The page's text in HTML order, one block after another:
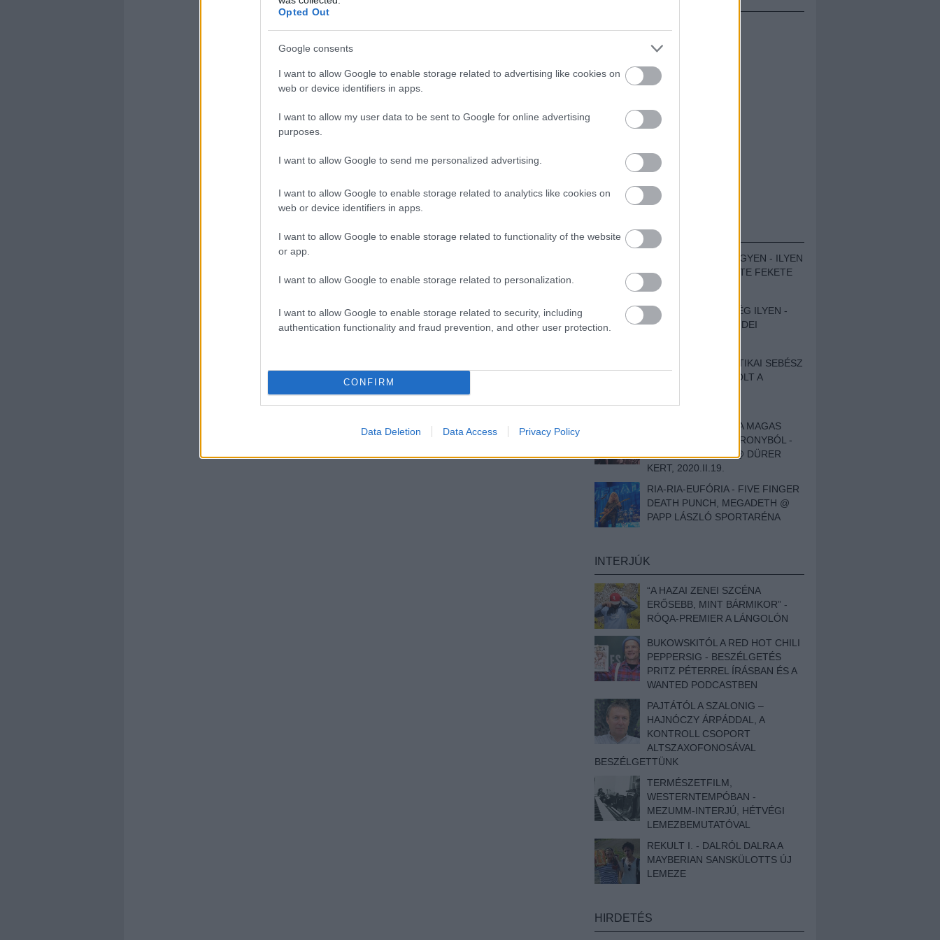
Opted Out
Google consents
I want to allow Google to enable storage related to advertising like cookies on
web or device identifiers in apps.
I want to allow my user data to be sent to Google for online advertising
purposes.
I want to allow Google to send me personalized advertising.
I want to allow Google to enable storage related to analytics like cookies on
web or device identifiers in apps.
I want to allow Google to enable storage related to functionality of the website
or app.
I want to allow Google to enable storage related to personalization.
I want to allow Google to enable storage related to security, including
authentication functionality and fraud prevention, and other user protection.
CONFIRM
Data Deletion Data Access Privacy Policy
BESZÁMOLÓK
ZENÉS TÁBOR A HEGYEN - ILYEN
VOLT A VÍRUS SZÜLTE FEKETE
ZAJ FESZTIVÁL
SOHA NEM VOLT MÉG ILYEN -
BESZÁMOLÓNK AZ IDEI
EGY HALLÁSPLASZTIKAI SEBÉSZ
NAPLÓJA - ILYEN VOLT A
DOKUMENTUMFILM
MÉLY FÉRFIBÁNAT A MAGAS
ELEFÁNTCSONTTORONYBÓL -
LEPROUS, KLONE @ DÜRER
KERT, 2020.II.19.
RIA-RIA-EUFÓRIA - FIVE FINGER
DEATH PUNCH, MEGADETH @
PAPP LÁSZLÓ SPORTARÉNA
INTERJÚK
“A HAZAI ZENEI SZCÉNA
ERŐSEBB, MINT BÁRMIKOR” -
RÓQA-PREMIER A LÁNGOLÓN
BUKOWSKITÓL A RED HOT CHILI
PEPPERSIG - BESZÉLGETÉS
PRITZ PÉTERREL ÍRÁSBAN ÉS A
WANTED PODCASTBEN
PAJTÁTÓL A SZALONIG –
HAJNÓCZY ÁRPÁDDAL, A
KONTROLL CSOPORT
ALTSZAXOFONOSÁVAL
BESZÉLGETTÜNK
TERMÉSZETFILM,
WESTERNTEMPÓBAN -
MEZUMM-INTERJÚ, HÉTVÉGI
LEMEZBEMUTATÓVAL
REKULT I. - DALRÓL DALRA A
MAYBERIAN SANSKÜLOTTS ÚJ
LEMEZE
HIRDETÉS